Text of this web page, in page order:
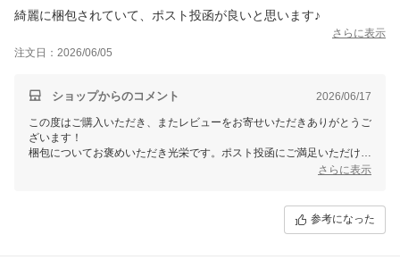
綺麗に梱包されていて、ポスト投函が良いと思います♪
さらに表示
注文日：2026/06/05
ショップからのコメント 2026/06/17
この度はご購入いただき、またレビューをお寄せいただきありがとうご
ざいます！
梱包についてお褒めいただき光栄です。ポスト投函にご満足いただけた
さらに表示
参考になった